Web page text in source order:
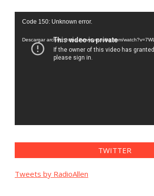
Reproductor
vídeo
Code 150: Unknown error.
Descargar archivo: https://www.youtube.com/
TWITTER
Tweets by RadioAllen